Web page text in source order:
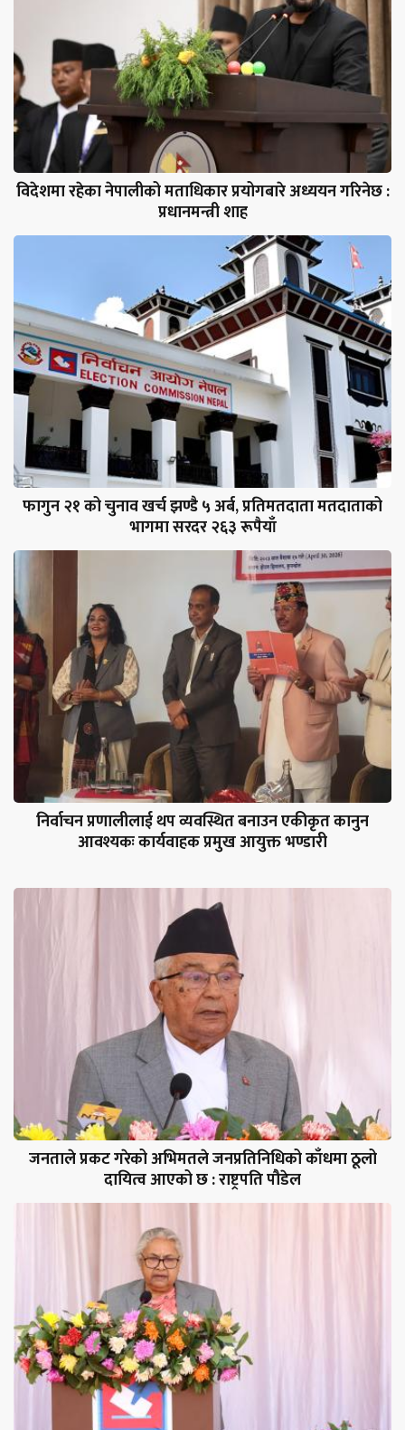
विदेशमा रहेका नेपालीको मताधिकार प्रयोगबारे अध्ययन गरिनेछ :
प्रधानमन्त्री शाह
फागुन २१ को चुनाव खर्च झण्डै ५ अर्ब, प्रतिमतदाता मतदाताको
भागमा सरदर २६३ रूपैयाँ
निर्वाचन प्रणालीलाई थप व्यवस्थित बनाउन एकीकृत कानुन
आवश्यकः कार्यवाहक प्रमुख आयुक्त भण्डारी
जनताले प्रकट गरेको अभिमतले जनप्रतिनिधिको काँधमा ठूलो
दायित्व आएको छ : राष्ट्रपति पौडेल